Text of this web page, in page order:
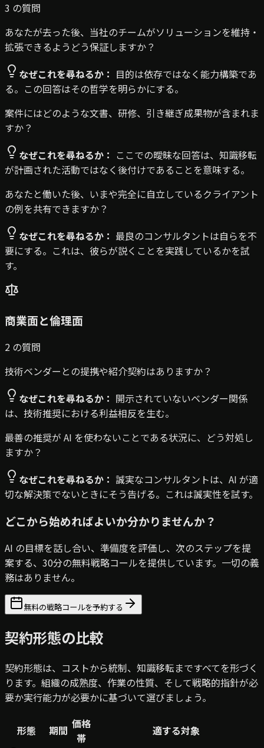
3 の質問
あなたが去った後、当社のチームがソリューションを維持・
拡張できるようどう保証しますか？
なぜこれを尋ねるか： 目的は依存ではなく能力構築であ
る。この回答はその哲学を明らかにする。
案件にはどのような文書、研修、引き継ぎ成果物が含まれま
すか？
なぜこれを尋ねるか： ここでの曖昧な回答は、知識移転
が計画された活動ではなく後付けであることを意味する。
あなたと働いた後、いまや完全に自立しているクライアント
の例を共有できますか？
なぜこれを尋ねるか： 最良のコンサルタントは自らを不
要にする。これは、彼らが説くことを実践しているかを試
す。
商業面と倫理面
2 の質問
技術ベンダーとの提携や紹介契約はありますか？
なぜこれを尋ねるか： 開示されていないベンダー関係
は、技術推奨における利益相反を生む。
最善の推奨が AI を使わないことである状況に、どう対処し
ますか？
なぜこれを尋ねるか： 誠実なコンサルタントは、AI が適
切な解決策でないときにそう告げる。これは誠実性を試す。
どこから始めればよいか分かりませんか？
AI の目標を話し合い、準備度を評価し、次のステップを提
案する、30分の無料戦略コールを提供しています。一切の義
務はありません。
無料の戦略コールを予約する
契約形態の比較
契約形態は、コストから統制、知識移転まですべてを形づく
ります。組織の成熟度、作業の性質、そして戦略的指針が必
要か実行能力が必要かに基づいて選びましょう。
形態 期間 価格
帯
適する対象